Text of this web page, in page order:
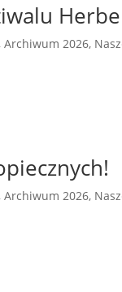
Archiwum 2026,
Archiwum 2026,